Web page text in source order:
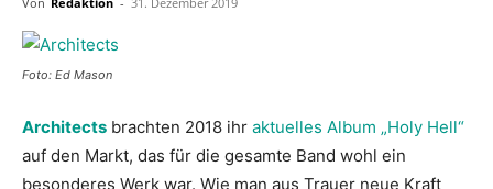
Foto: Ed Mason
Architects brachten 2018 ihr aktuelles Album „Holy Hell“
auf den Markt, das für die gesamte Band wohl ein
besonderes Werk war. Wie man aus Trauer neue Kraft